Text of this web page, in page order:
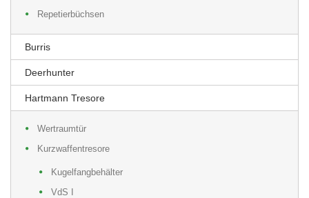
Repetierbüchsen
Burris
Deerhunter
Hartmann Tresore
Wertraumtür
Kurzwaffentresore
Kugelfangbehälter
VdS I